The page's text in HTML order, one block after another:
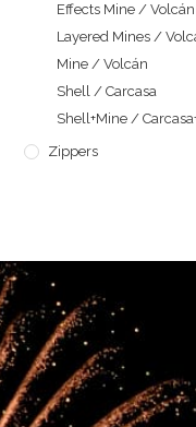
Effects Mine /
Layered Mines /
Mine / Volcán
Shell / Carcasa
Shell+Mine /
Zippers